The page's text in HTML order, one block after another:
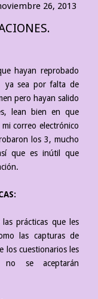
26, 2013
hayan reprobado
ya sea por falta de
pero hayan salido
lean bien en que
correo electrónico
los 3, mucho
que es inútil que
prácticas que les
las capturas de
los cuestionarios les
se aceptarán